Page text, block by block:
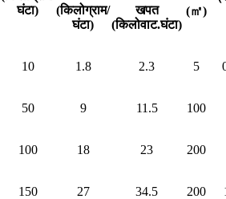
घंटा)
(किलोग्राम/
घंटा)
खपत
(किलोवाट.घंटा)
(㎡)
10 1.8 2.3 5
50 9 11.5 100
100 18 23 200
150 27 34.5 200